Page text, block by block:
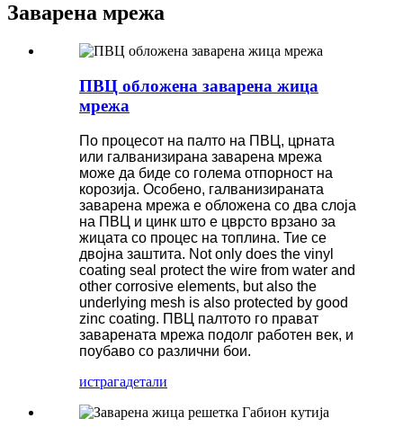
Заварена мрежа
ПВЦ обложена заварена жица
мрежа
По процесот на палто на ПВЦ, црната
или галванизирана заварена мрежа
може да биде со голема отпорност на
корозија. Особено, галванизираната
заварена мрежа е обложена со два слоја
на ПВЦ и цинк што е цврсто врзано за
жицата со процес на топлина. Тие се
двојна заштита. Not only does the vinyl
coating seal protect the wire from water and
other corrosive elements, but also the
underlying mesh is also protected by good
zinc coating. ПВЦ палтото го прават
заварената мрежа подолг работен век, и
поубаво со различни бои.
истрагадетали